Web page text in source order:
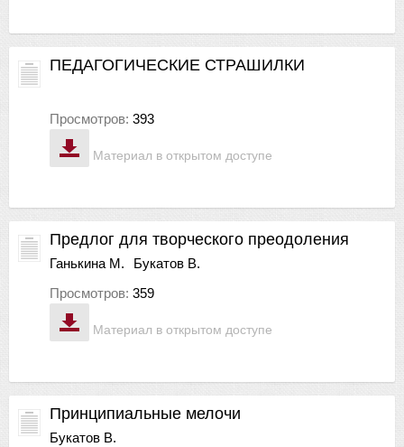
Материал в открытом доступе
ПЕДАГОГИЧЕСКИЕ СТРАШИЛКИ
Просмотров: 393
Материал в открытом доступе
Предлог для творческого преодоления
Ганькина М.
Букатов В.
Просмотров: 359
Принципиальные мелочи
Букатов В.